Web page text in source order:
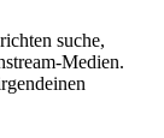
suche,
Medien.